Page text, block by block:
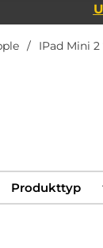
IPad Mini 2
Produkttyp